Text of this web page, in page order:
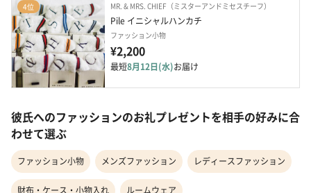
4位 MR. & MRS. CHIEF（ミスターアンドミセスチーフ）
Pile イニシャルハンカチ
ファッション小物
¥2,200
最短8月12日(水)お届け
彼氏へのファッションのお礼プレゼントを相手の好みに合
わせて選ぶ
ファッション小物 メンズファッション レディースファッション
財布・ケース・小物入れ ルームウェア